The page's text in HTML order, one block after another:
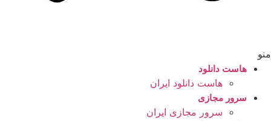
منو
هاست دانلود
هاست دانلود ایران
سرور مجازی
سرور مجازی ایران